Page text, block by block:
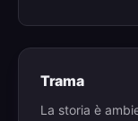
Trama
La storia è